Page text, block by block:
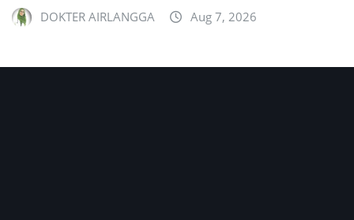
DOKTER AIRLANGGA Aug 7, 2026